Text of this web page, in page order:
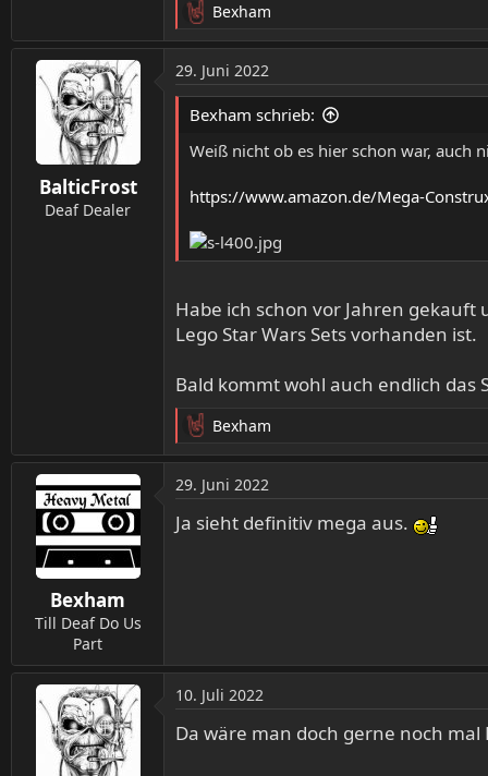
R
e
a
k
t
o
e
n
Bexham
BalticFrost
Deaf Dealer
29. Juni 2022
Bexham schrieb:
Weiß nicht ob es hier schon war, auch
https://www.amazon.de/Mega-
Habe ich schon vor Jahren gekauft
Lego Star Wars Sets vorhanden ist.
Bald kommt wohl auch endlich das
R
e
a
k
t
Bexham
Bexham
Till Deaf Do Us
Part
29. Juni 2022
Ja sieht definitiv mega aus.
10. Juli 2022
Da wäre man doch gerne noch mal